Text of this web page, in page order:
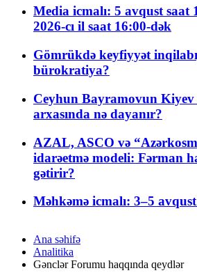
Media icmalı: 5 avqust saat
2026-cı il saat 16:00-dək
Gömrükdə keyfiyyət
bürokratiya?
Ceyhun Bayramovun Kiyev
arxasında nə dayanır?
AZAL, ASCO və
idarəetmə modeli: Fərman
gətirir?
Məhkəmə icmalı: 3–5
Ana səhifə
Analitika
Gənclər Forumu haqqında qeydlər